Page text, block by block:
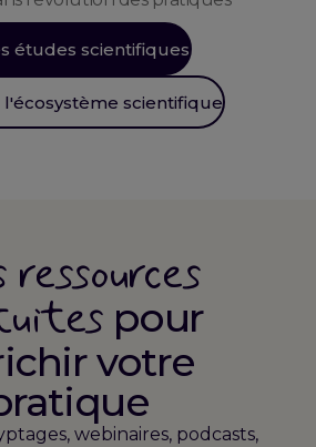
études scientifiques
scientifique
ressources
pour
votre
webinaires, podcasts,